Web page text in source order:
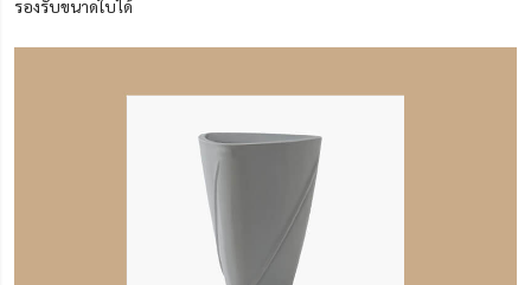
รองรับขนาดใบได้